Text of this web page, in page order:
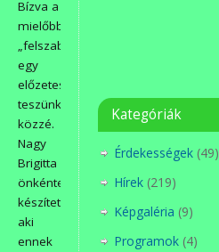
Bízva a
mielőbbi
„felszabadulásban”
egy
előzetest
teszünk
közzé.
Nagy
Brigitta
önkéntesünk
készítette,
aki
ennek
Kategóriák
Érdekességek (49)
Hírek (219)
Képgaléria (9)
Programok (4)